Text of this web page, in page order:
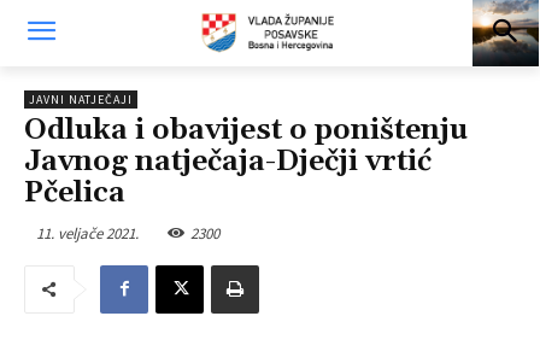
JAVNI NATJEČAJI
Odluka i obavijest o poništenju
Javnog natječaja-Dječji vrtić
Pčelica
11. veljače 2021. 2300